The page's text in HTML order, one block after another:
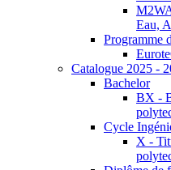
Eau,
Programme
Catalogue 2025 -
Bachelor
BX -
Cycle
X -